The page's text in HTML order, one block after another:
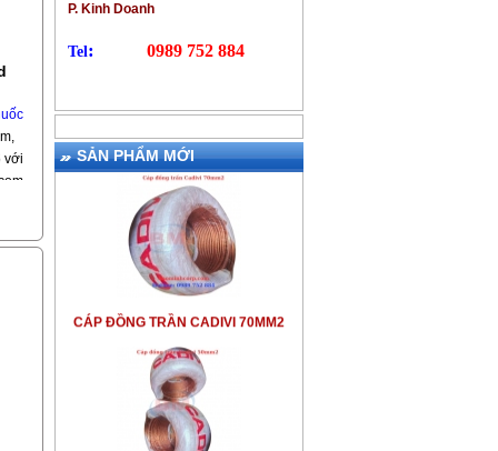
với
sẽ
P. Kinh Doanh
Tel: 0989 752 884
SẢN PHẨM MỚI
CÁP ĐỒNG TRẦN CADIVI 70MM2